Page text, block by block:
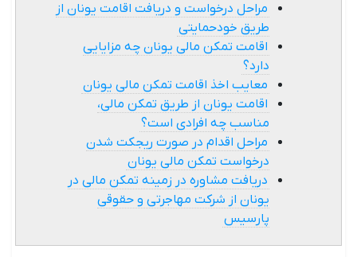
مراحل درخواست و دریافت اقامت یونان از
طریق خودحمایتی
اقامت تمکن مالی یونان چه مزایایی
دارد؟
معایب اخذ اقامت تمکن مالی یونان
اقامت یونان از طریق تمکن مالی،
مناسب چه افرادی است؟
مراحل اقدام در صورت ریجکت شدن
درخواست تمکن مالی یونان
دریافت مشاوره در زمینه تمکن مالی در
یونان از شرکت مهاجرتی و حقوقی
پارسیس